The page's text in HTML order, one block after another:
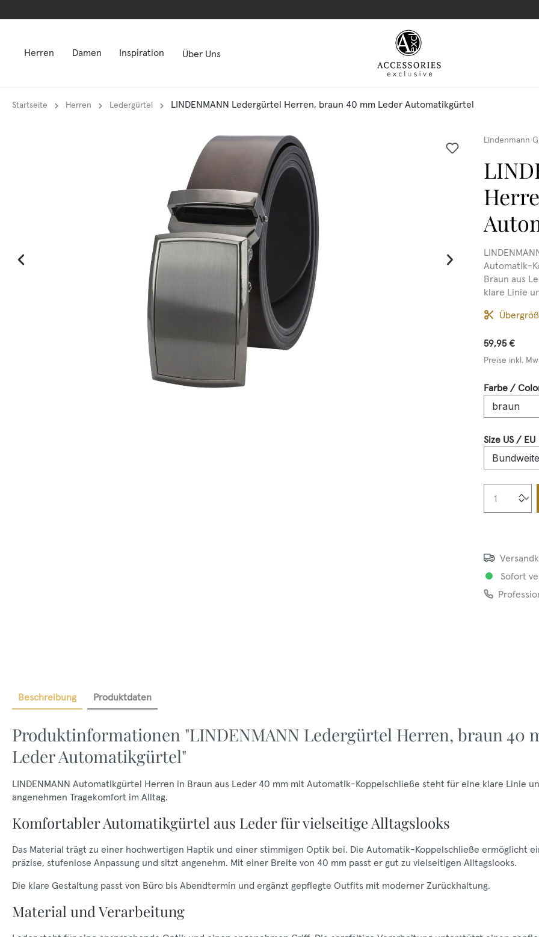
Herren Damen Inspiration Über Uns
Startseite Herren Ledergürtel LINDENMANN Ledergürtel Herren, braun 40 mm Leder Automatikgürtel
Lindenmann
Automatik-
Braun aus
klare Linie
59,95 €
Preise inkl.
Farbe /
Size US / EU
Sofort
Beschreibung Produktdaten
Produktinformationen "LINDENMANN Ledergürtel Herren, braun 40
Leder Automatikgürtel"
LINDENMANN Automatikgürtel Herren in Braun aus Leder 40 mm mit Automatik-Koppelschließe steht für eine klare Linie
angenehmen Tragekomfort im Alltag.
Komfortabler Automatikgürtel aus Leder für vielseitige Alltagslooks
Das Material trägt zu einer hochwertigen Haptik und einer stimmigen Optik bei. Die Automatik-Koppelschließe ermöglicht
präzise, stufenlose Anpassung und sitzt angenehm. Mit einer Breite von 40 mm passt er gut zu vielseitigen Alltagslooks.
Die klare Gestaltung passt von Büro bis Abendtermin und ergänzt gepflegte Outfits mit moderner Zurückhaltung.
Material und Verarbeitung